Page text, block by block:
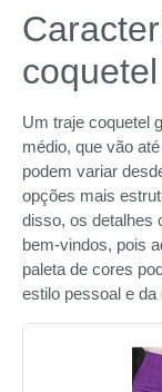
coquetel
Um traje coquetel
médio, que vão
podem variar
opções mais
disso, os detalhes
bem-vindos, pois
paleta de cores
estilo pessoal e da